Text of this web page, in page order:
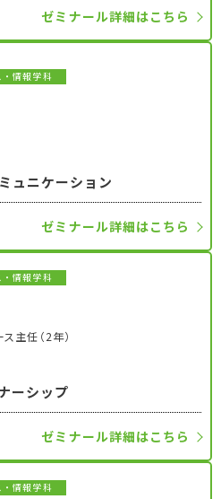
ゼミナール詳細はこちら
情報学科
ュニケーション
ゼミナール詳細はこちら
情報学科
主任（2年）
ーシップ
ゼミナール詳細はこちら
情報学科